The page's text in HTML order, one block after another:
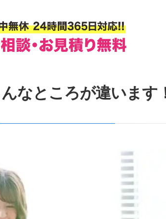
なところが違います